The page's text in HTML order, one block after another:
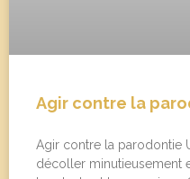
Agir contre la
Agir contre la parodontie
décoller minutieusement